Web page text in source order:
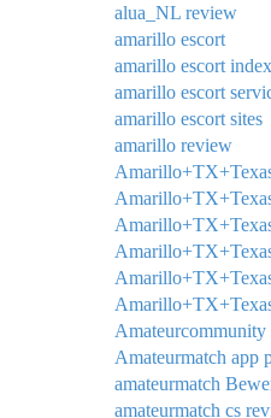
alua_NL review
amarillo escort
amarillo escort index
amarillo escort
amarillo escort sites
amarillo review
Amateurmatch app
amateurmatch
amateurmatch cs